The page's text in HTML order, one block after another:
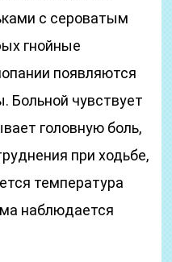
с сероватым
гнойные
появляются
Больной чувствует
головную боль,
при ходьбе,
температура
наблюдается